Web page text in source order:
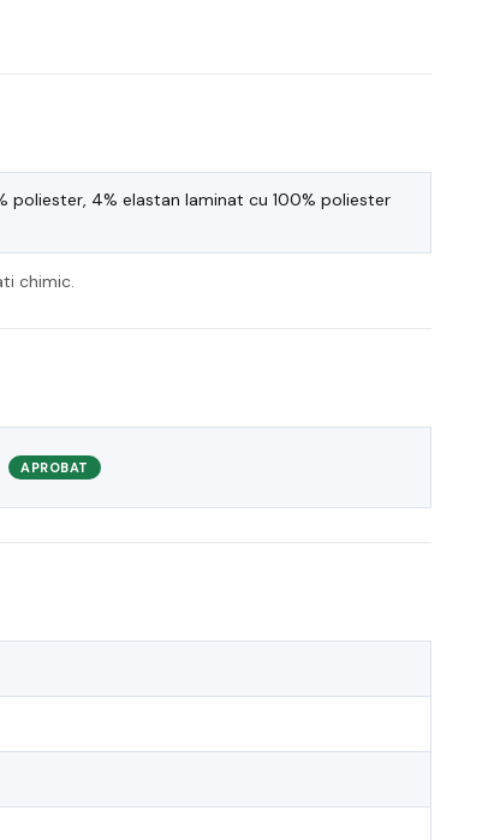
poliester, 4% elastan laminat cu 100% poliester
chimic.
APROBAT